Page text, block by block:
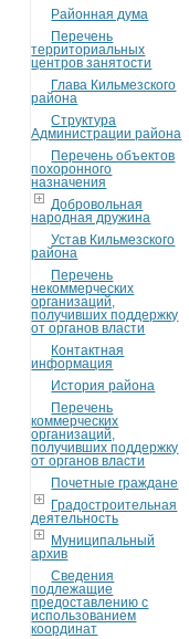
Районная дума
Перечень
территориальных
центров занятости
Глава Кильмезского
района
Структура
Администрации района
Перечень объектов
похоронного
назначения
Добровольная
народная дружина
Устав Кильмезского
района
Перечень
некоммерческих
организаций,
получивших поддержку
от органов власти
Контактная
информация
История района
Перечень
коммерческих
организаций,
получивших поддержку
от органов власти
Почетные граждане
Градостроительная
деятельность
Муниципальный
архив
Сведения
подлежащие
предоставлению с
использованием
координат